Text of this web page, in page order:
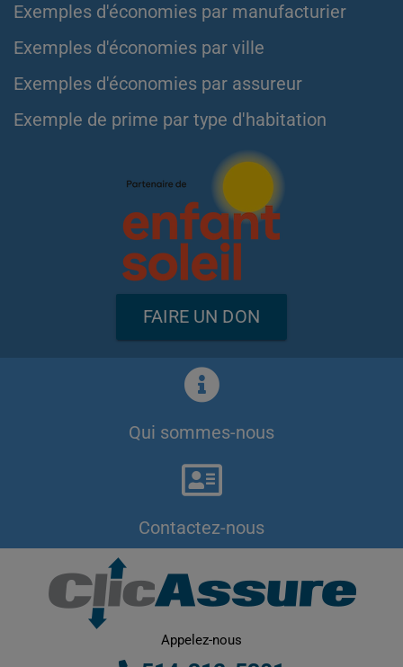
Exemples d'économies par manufacturier
Exemples d'économies par ville
Exemples d'économies par assureur
Exemple de prime par type d'habitation
FAIRE UN DON
Qui sommes-nous
Contactez-nous
Appelez-nous